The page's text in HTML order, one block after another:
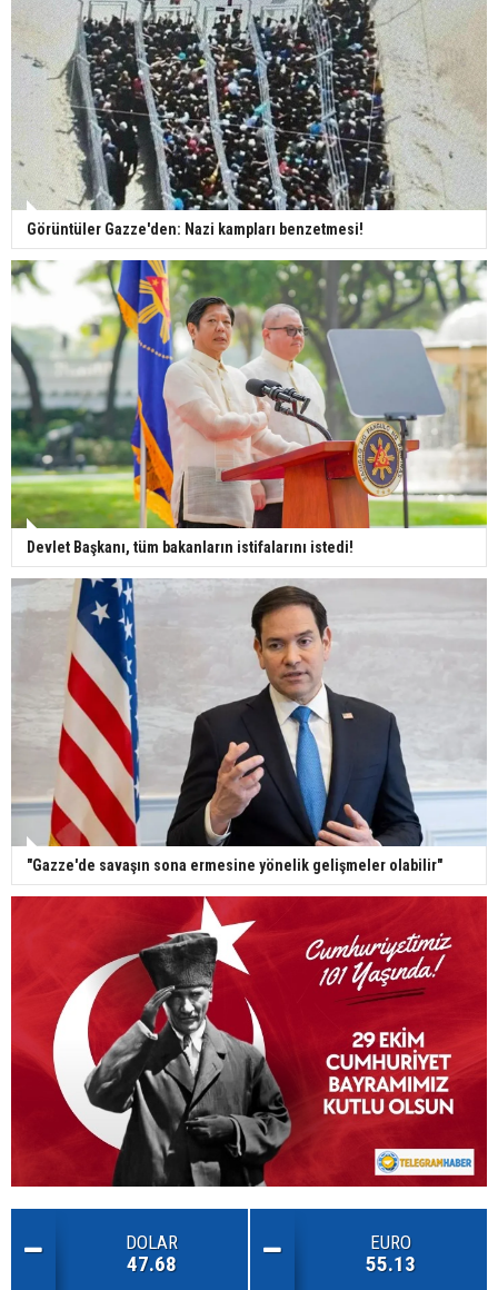
Görüntüler Gazze'den: Nazi kampları benzetmesi!
Devlet Başkanı, tüm bakanların istifalarını istedi!
"Gazze'de savaşın sona ermesine yönelik gelişmeler olabilir"
DOLAR
47.68
EURO
55.13